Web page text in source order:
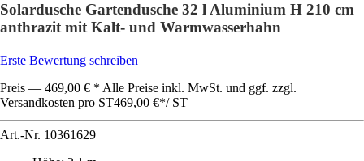
Solardusche Gartendusche 32 l Aluminium H 210 cm
anthrazit mit Kalt- und Warmwasserhahn
Erste Bewertung schreiben
Preis — 469,00 € * Alle Preise inkl. MwSt. und ggf. zzgl.
Versandkosten pro ST469,00 €*/ ST
Art.-Nr. 10361629